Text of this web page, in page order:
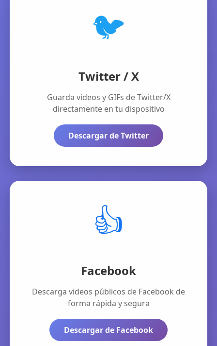
🐦
Twitter / X
Guarda videos y GIFs de Twitter/X
directamente en tu dispositivo
Descargar de Twitter
👍
Facebook
Descarga videos públicos de Facebook de
forma rápida y segura
Descargar de Facebook